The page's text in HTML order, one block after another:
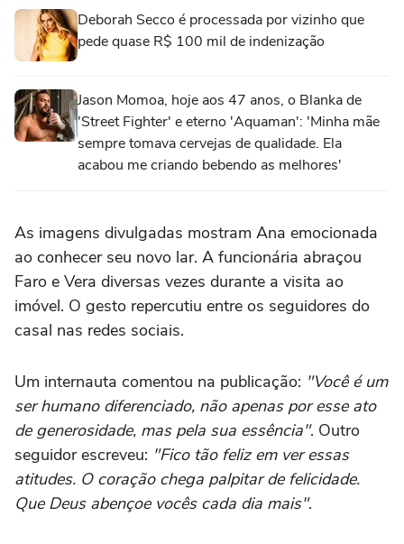
Deborah Secco é processada por vizinho que
pede quase R$ 100 mil de indenização
Jason Momoa, hoje aos 47 anos, o Blanka de
'Street Fighter' e eterno 'Aquaman': 'Minha mãe
sempre tomava cervejas de qualidade. Ela
acabou me criando bebendo as melhores'
As imagens divulgadas mostram Ana emocionada
ao conhecer seu novo lar. A funcionária abraçou
Faro e Vera diversas vezes durante a visita ao
imóvel. O gesto repercutiu entre os seguidores do
casal nas redes sociais.
Um internauta comentou na publicação: "Você é um
ser humano diferenciado, não apenas por esse ato
de generosidade, mas pela sua essência". Outro
seguidor escreveu: "Fico tão feliz em ver essas
atitudes. O coração chega palpitar de felicidade.
Que Deus abençoe vocês cada dia mais".